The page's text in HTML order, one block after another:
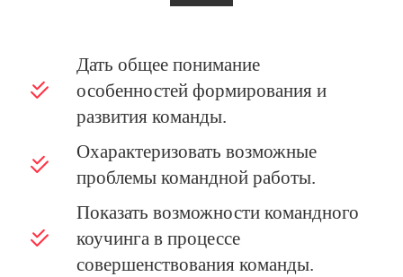
Дать общее понимание
особенностей формирования и
развития команды.
Охарактеризовать возможные
проблемы командной работы.
Показать возможности командного
коучинга в процессе
совершенствования команды.